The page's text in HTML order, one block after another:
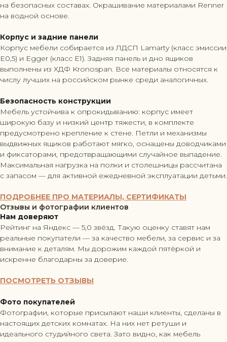
на безопасных составах. Окрашивание материалами Renner
на водной основе.
Корпус и задние панели
Корпус мебели собирается из ЛДСП Lamarty (класс эмиссии
Е0,5) и Egger (класс Е1). Задняя панель и дно ящиков
выполнены из ХДФ Kronospan. Все материалы относятся к
числу лучших на российском рынке среди аналогичных.
Безопасность конструкции
Мебель устойчива к опрокидыванию: корпус имеет
широкую базу и низкий центр тяжести, в комплекте
предусмотрено крепление к стене. Петли и механизмы
выдвижных ящиков работают мягко, оснащены доводчиками
и фиксаторами, предотвращающими случайное выпадение.
Максимальная нагрузка на полки и столешницы рассчитана
с запасом — для активной ежедневной эксплуатации детьми.
ПОДРОБНЕЕ ПРО МАТЕРИАЛЫ, СЕРТИФИКАТЫ
Отзывы и фотографии клиентов
Нам доверяют
Рейтинг на Яндекс — 5,0 звёзд. Такую оценку ставят нам
реальные покупатели — за качество мебели, за сервис и за
внимание к деталям. Мы дорожим каждой пятёркой и
искренне благодарны за доверие.
ПОСМОТРЕТЬ ОТЗЫВЫ
Фото покупателей
Фотографии, которые присылают наши клиенты, сделаны в
настоящих детских комнатах. На них нет ретуши и
идеального студийного света. Зато видно, как мебель